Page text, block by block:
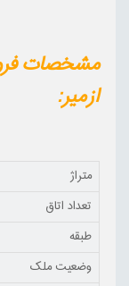
ازمیر:
متراژ
تعداد اتاق
طبقه
وضعیت ملک